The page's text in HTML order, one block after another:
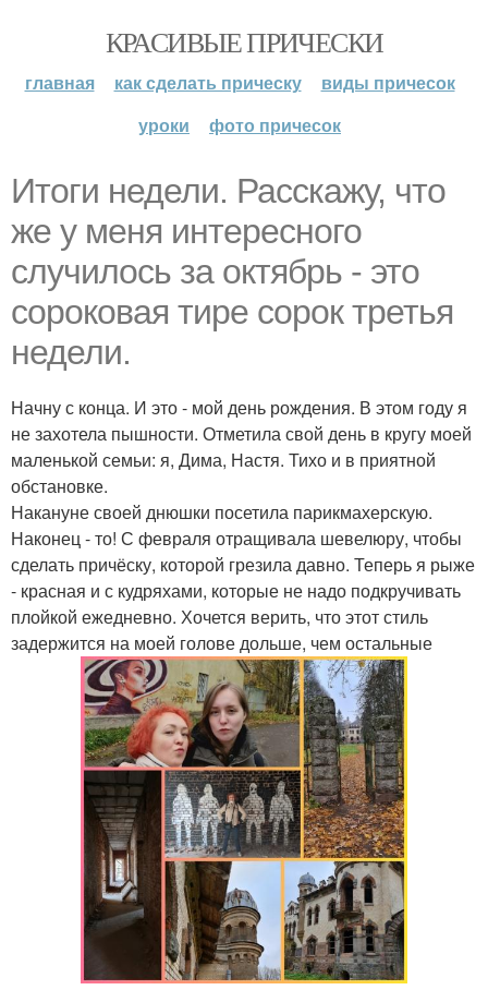
КРАСИВЫЕ ПРИЧЕСКИ
главная как сделать прическу
виды причесок
уроки
фото причесок
Итоги недели. Расскажу, что
же у меня интересного
случилось за октябрь - это
сороковая тире сорок третья
недели.
Начну с конца. И это - мой день рождения. В этом году я
не захотела пышности. Отметила свой день в кругу моей
маленькой семьи: я, Дима, Настя. Тихо и в приятной
обстановке.
Накануне своей днюшки посетила парикмахерскую.
Наконец - то! С февраля отращивала шевелюру, чтобы
сделать причёску, которой грезила давно. Теперь я рыже
- красная и с кудряхами, которые не надо подкручивать
плойкой ежедневно. Хочется верить, что этот стиль
задержится на моей голове дольше, чем остальные